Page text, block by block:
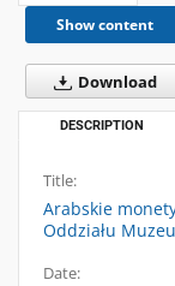
Show content
Download
DESCRIPTION
Title:
Arabskie
Oddziału
Date: